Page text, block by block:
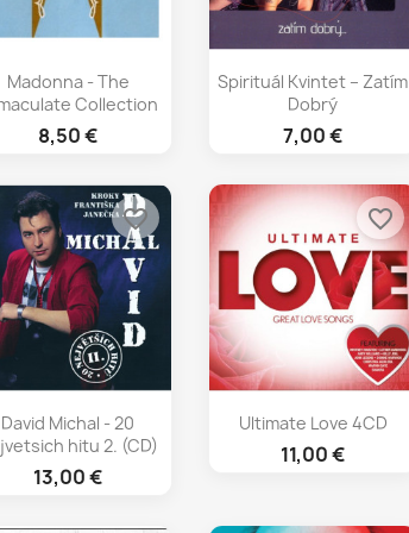
Rýchly náhľad
Madonna - The
Collection
8,50 €
Rýchly náhľad
Spirituál Kvintet – Zatím
Dobrý
7,00 €
Rýchly náhľad
David Michal - 20
hitu 2. (CD)
13,00 €
favorite_border
Rýchly náhľad
Ultimate Love 4CD
11,00 €
favorite_border